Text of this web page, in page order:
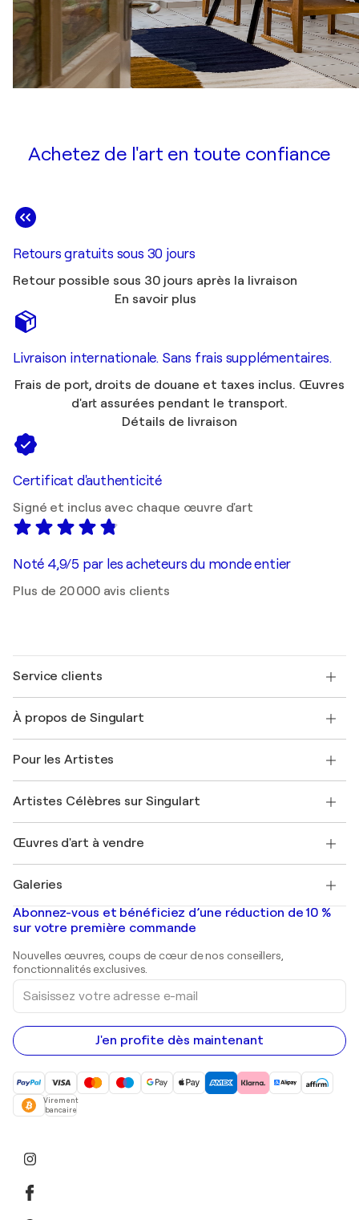
Achetez de l'art en toute confiance
Retours gratuits sous 30 jours
Retour possible sous 30 jours après la livraison
En savoir plus
Livraison internationale. Sans frais supplémentaires.
Frais de port, droits de douane et taxes inclus. Œuvres
d'art assurées pendant le transport.
Détails de livraison
Certificat d'authenticité
Signé et inclus avec chaque œuvre d'art
Noté 4,9/5 par les acheteurs du monde entier
Plus de 20 000 avis clients
Service clients
Expédition
Offrir une carte cadeau
Rejoignez notre programme commercial
Mon compte
+33 1 76 44 06 42
À propos de Singulart
FAQ
Magazine Singulart
Emplois
Découvrez une sélection d'art original
Pour les Artistes
Se connecter en tant qu'Artiste
Artistes Célèbres sur Singulart
Marc Chagall
Banksy
Mr. Brainwash
Shepard Fairey
Œuvres d'art à vendre
Tableaux abstraits à vendre
Peintures de paysage
Estampes
Peintures acryliques
Galeries
Galeries d'art en France
Galeries d'art en Belgique
Abonnez-vous et bénéficiez d’une réduction de 10 %
sur votre première commande
Nouvelles œuvres, coups de cœur de nos conseillers,
fonctionnalités exclusives.
Saisissez
votre
adresse
e-
mail
J'en profite dès maintenant
Virement
bancaire